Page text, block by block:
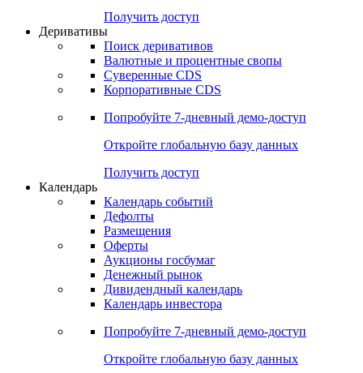
Получить доступ
Деривативы
Поиск деривативов
Валютные и процентные свопы
Суверенные CDS
Корпоративные CDS
Попробуйте 7-дневный демо-доступ
Откройте глобальную базу данных
Получить доступ
Календарь
Календарь событий
Дефолты
Размещения
Оферты
Аукционы госбумаг
Денежный рынок
Дивидендный календарь
Календарь инвестора
Попробуйте 7-дневный демо-доступ
Откройте глобальную базу данных